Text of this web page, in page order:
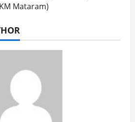
Mataram)